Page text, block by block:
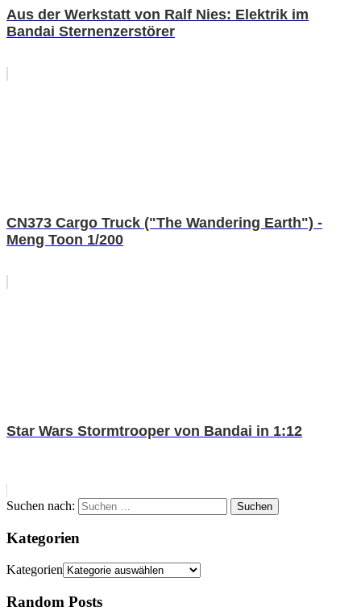
Aus der Werkstatt von Ralf Nies: Elektrik im
Bandai Sternenzerstörer
CN373 Cargo Truck ("The Wandering Earth") -
Meng Toon 1/200
Star Wars Stormtrooper von Bandai in 1:12
Suchen nach: Suchen
Kategorien
Kategorien
Random Posts